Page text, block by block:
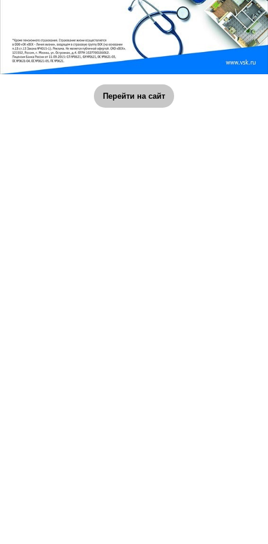
Перейти на сайт